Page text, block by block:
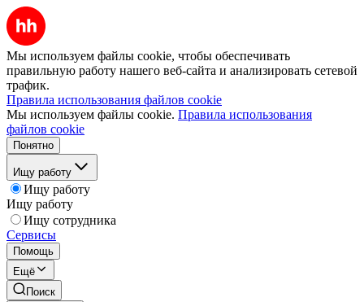
Мы используем файлы cookie, чтобы обеспечивать
правильную работу нашего веб-сайта и анализировать сетевой
трафик.
Правила использования файлов cookie
Мы используем файлы cookie. Правила использования
файлов cookie
Понятно
Ищу работу
Ищу работу
Ищу работу
Ищу сотрудника
Сервисы
Помощь
Ещё
Поиск